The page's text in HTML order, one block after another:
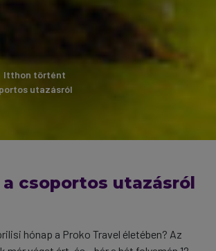
Itthon történt
utazásról
a csoportos utazásról
hónap a Proko Travel életében? Az